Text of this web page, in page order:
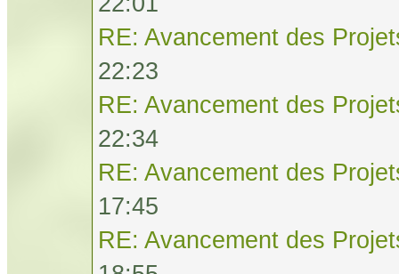
RE: Avancement des
22:23
RE: Avancement des
22:34
RE: Avancement des
17:45
RE: Avancement des